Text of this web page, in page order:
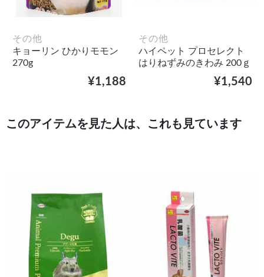
その他
キョーリン ひかりモモン
270g
¥1,188
その他
ハイペット プロセレクト
はりねずみのきわみ 200ｇ
¥1,540
このアイテムを見た人は、これも見ています